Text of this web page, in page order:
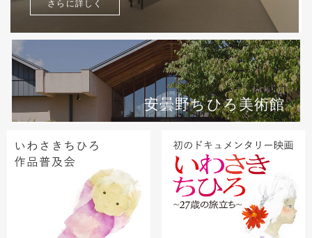
さらに詳しく
安曇野ちひろ美術館